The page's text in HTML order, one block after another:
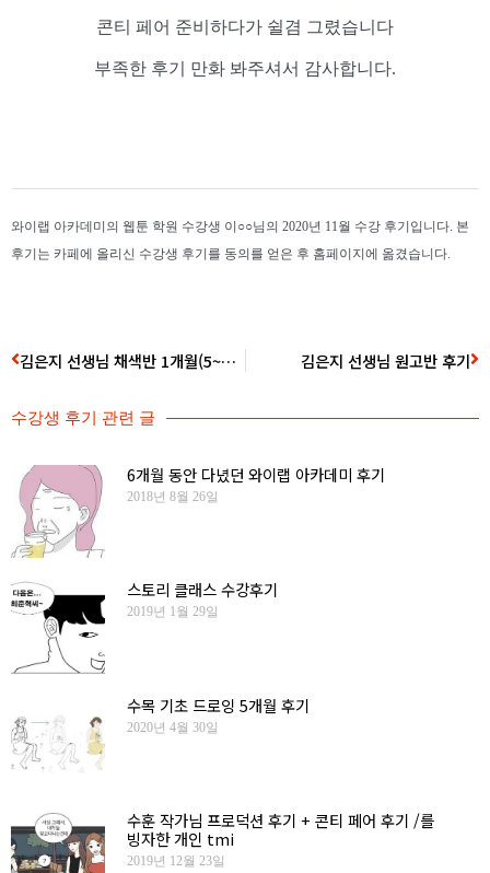
콘티 페어 준비하다가 쉴겸 그렸습니다
부족한 후기 만화 봐주셔서 감사합니다.
와이랩 아카데미의 웹툰 학원 수강생 이○○님의 2020년 11월 수강 후기입니다. 본
후기는 카페에 올리신 수강생 후기를 동의를 얻은 후 홈페이지에 옮겼습니다.
김은지 선생님 채색반 1개월(5~8강) 수강후기 김은지 선생님 원고반 후기
수강생 후기 관련 글
6개월 동안 다녔던 와이랩 아카데미 후기
2018년 8월 26일
스토리 클래스 수강후기
2019년 1월 29일
수목 기초 드로잉 5개월 후기
2020년 4월 30일
수훈 작가님 프로덕션 후기 + 콘티 페어 후기 /를
빙자한 개인 tmi
2019년 12월 23일